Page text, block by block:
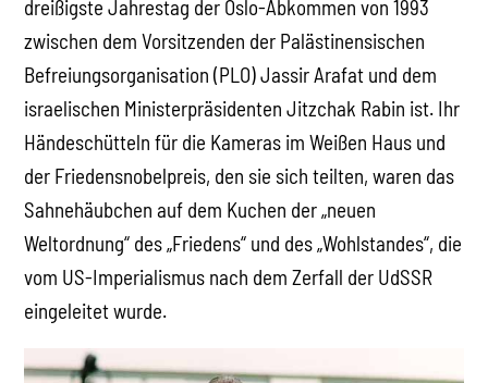
dreißigste Jahrestag der Oslo-Abkommen von 1993
zwischen dem Vorsitzenden der Palästinensischen
Befreiungsorganisation (PLO) Jassir Arafat und dem
israelischen Ministerpräsidenten Jitzchak Rabin ist. Ihr
Händeschütteln für die Kameras im Weißen Haus und
der Friedensnobelpreis, den sie sich teilten, waren das
Sahnehäubchen auf dem Kuchen der „neuen
Weltordnung“ des „Friedens“ und des „Wohlstandes“, die
vom US-Imperialismus nach dem Zerfall der UdSSR
eingeleitet wurde.